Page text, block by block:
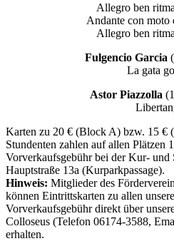
Allegro ben
Andante con moto
Allegro ben
Fulgencio Garcia
La gata
Astor Piazzolla
Karten zu 20 € (Block A) bzw. 15 €
Stundenten zahlen auf allen Plätzen
Vorverkaufsgebühr bei der Kur-
Hauptstraße 13a (Kurparkpassage).
Hinweis: Mitglieder des
können Eintrittskarten zu allen
Vorverkaufsgebühr direkt über
Colloseus (Telefon 06174-3588,
erhalten.